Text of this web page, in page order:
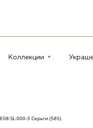
Коллекции
E08-SL-000-3 Серьги (585)